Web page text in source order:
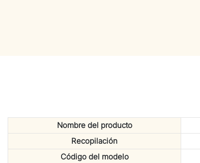
Nombre del producto
Recopilación
Código del modelo